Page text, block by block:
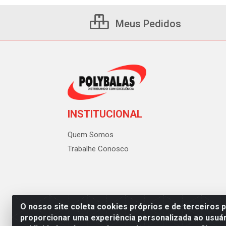
O nosso site coleta cookies próprios e de terceiros
proporcionar uma experiência personalizada ao
Meus Pedidos
INSTITUCIONAL
Quem Somos
Trabalhe Conosco